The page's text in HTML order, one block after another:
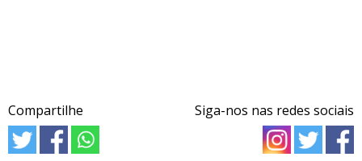
Compartilhe Siga-nos nas redes sociais